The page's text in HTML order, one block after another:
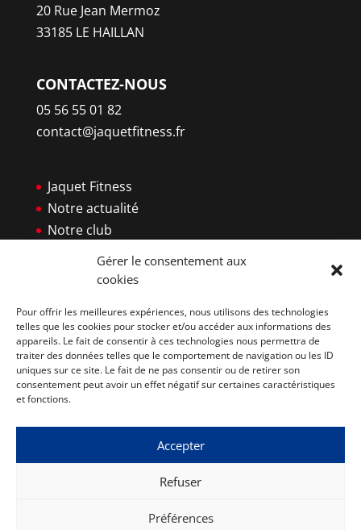
Gérer le consentement aux
cookies
Pour offrir les meilleures expériences, nous utilisons des technologies
telles que les cookies pour stocker et/ou accéder aux informations des
appareils. Le fait de consentir à ces technologies nous permettra de
traiter des données telles que le comportement de navigation ou les ID
uniques sur ce site. Le fait de ne pas consentir ou de retirer son
consentement peut avoir un effet négatif sur certaines caractéristiques
et fonctions.
Accepter
Refuser
Préférences
20 Rue Jean Mermoz
33185 LE HAILLAN
CONTACTEZ-NOUS
05 56 55 01 82
contact@jaquetfitness.fr
Jaquet Fitness
Notre actualité
Notre club
Famille JAQUET
Notre Méthode
Nos tarifs
Nous contacter
Salle de sport eysines
Salle de sport le haillan
@ Copyright Jaquet Fitness |